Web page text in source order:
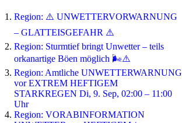
Region: ⚠️ UNWETTERVORWARNUNG
– GLATTEISGEFAHR ⚠️
Region: Sturmtief bringt Unwetter – teils
orkanartige Böen möglich 🌬️⚠️
Region: Amtliche UNWETTERWARNUNG
vor EXTREM HEFTIGEM
STARKREGEN Di, 9. Sep, 02:00 – 11:00
Uhr
Region: VORABINFORMATION